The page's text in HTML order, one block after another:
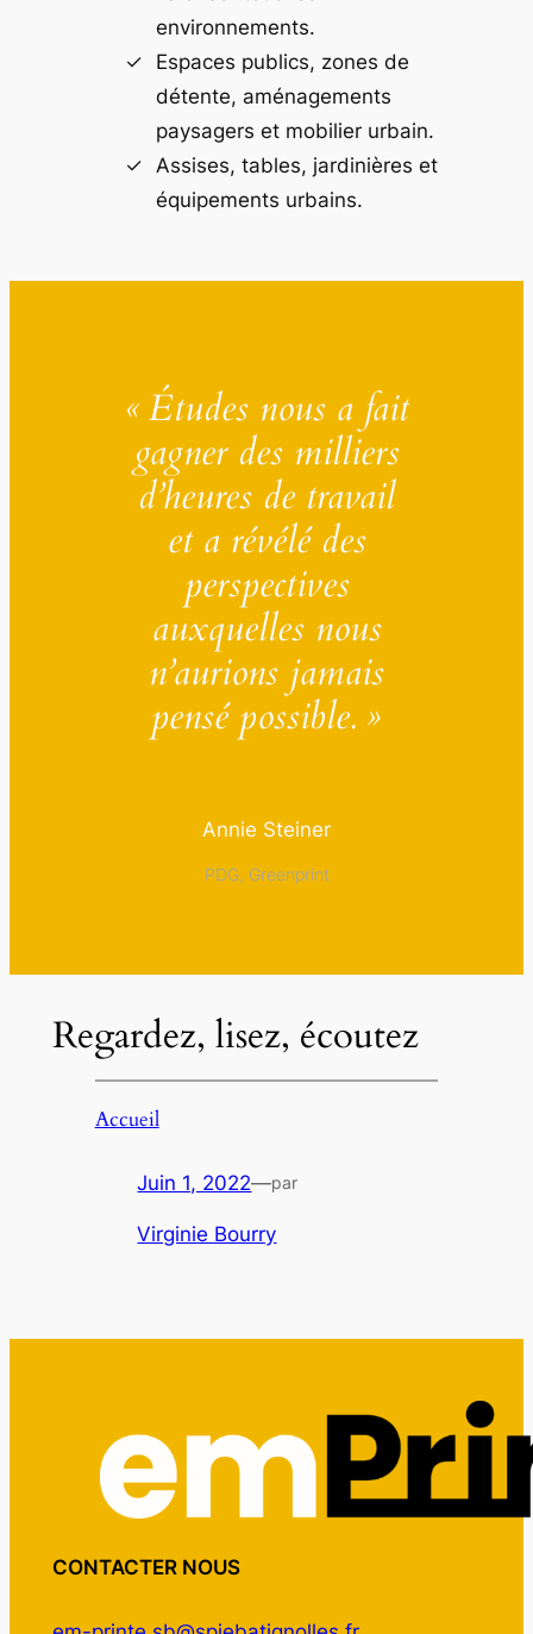
environnements.
Espaces publics, zones de
détente, aménagements
paysagers et mobilier urbain.
Assises, tables, jardinières et
équipements urbains.
« Études nous a fait
gagner des milliers
d’heures de travail
et a révélé des
perspectives
auxquelles nous
n’aurions jamais
pensé possible. »
Annie Steiner
PDG, Greenprint
Regardez, lisez, écoutez
Accueil
Juin 1, 2022—par
Virginie Bourry
CONTACTER NOUS